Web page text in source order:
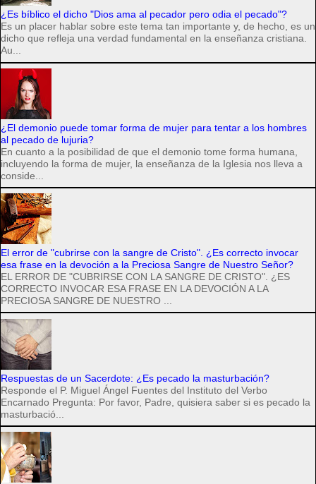
¿Es bíblico el dicho "Dios ama al pecador pero odia el pecado"?
Es un placer hablar sobre este tema tan importante y, de hecho, es un
dicho que refleja una verdad fundamental en la enseñanza cristiana.
Au...
¿El demonio puede tomar forma de mujer para tentar a los hombres
al pecado de lujuria?
En cuanto a la posibilidad de que el demonio tome forma humana,
incluyendo la forma de mujer, la enseñanza de la Iglesia nos lleva a
conside...
El error de "cubrirse con la sangre de Cristo". ¿Es correcto invocar
esa frase en la devoción a la Preciosa Sangre de Nuestro Señor?
EL ERROR DE "CUBRIRSE CON LA SANGRE DE CRISTO". ¿ES
CORRECTO INVOCAR ESA FRASE EN LA DEVOCIÓN A LA
PRECIOSA SANGRE DE NUESTRO ...
Respuestas de un Sacerdote: ¿Es pecado la masturbación?
Responde el P. Miguel Ángel Fuentes del Instituto del Verbo
Encarnado Pregunta: Por favor, Padre, quisiera saber si es pecado la
masturbació...